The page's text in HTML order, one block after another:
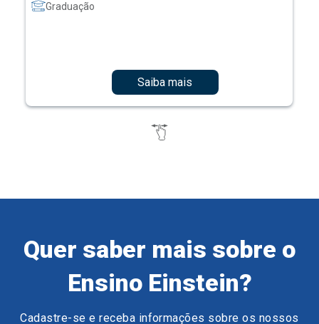
Graduação
Saiba mais
Quer saber mais sobre o
Ensino Einstein?
Cadastre-se e receba informações sobre os nossos